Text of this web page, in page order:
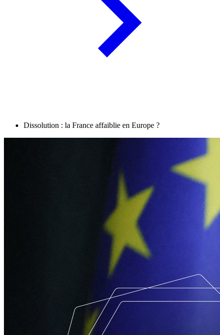
Dissolution : la France affaiblie en Europe ?